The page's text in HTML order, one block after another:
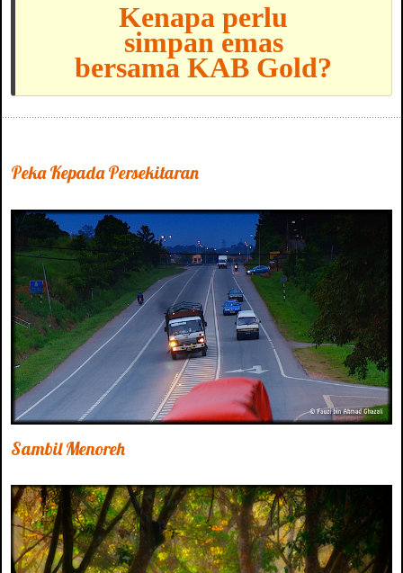
Kenapa perlu
simpan emas
bersama KAB Gold?
Peka Kepada Persekitaran
Sambil Menoreh